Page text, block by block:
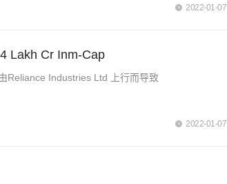
2022-01-07
Lakh Cr Inm-Cap
Reliance Industries Ltd 上行而导致
2022-01-07